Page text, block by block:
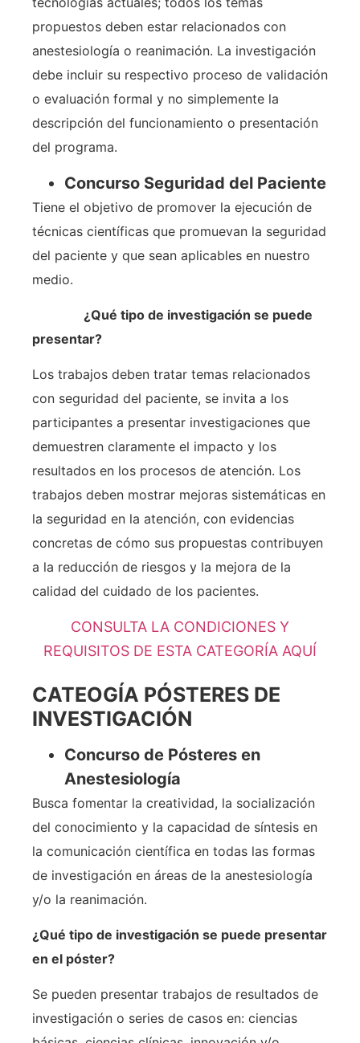
propuestos deben estar relacionados con
anestesiología o reanimación. La investigación
debe incluir su respectivo proceso de validación
o evaluación formal y no simplemente la
descripción del funcionamiento o presentación
del programa.
Concurso Seguridad del Paciente
Tiene el objetivo de promover la ejecución de
técnicas científicas que promuevan la seguridad
del paciente y que sean aplicables en nuestro
medio.
¿Qué tipo de investigación se puede
presentar?
Los trabajos deben tratar temas relacionados
con seguridad del paciente, se invita a los
participantes a presentar investigaciones que
demuestren claramente el impacto y los
resultados en los procesos de atención. Los
trabajos deben mostrar mejoras sistemáticas en
la seguridad en la atención, con evidencias
concretas de cómo sus propuestas contribuyen
a la reducción de riesgos y la mejora de la
calidad del cuidado de los pacientes.
CONSULTA LA CONDICIONES Y
REQUISITOS DE ESTA CATEGORÍA AQUÍ
CATEOGÍA PÓSTERES DE
INVESTIGACIÓN
Concurso de Pósteres en
Anestesiología
Busca fomentar la creatividad, la socialización
del conocimiento y la capacidad de síntesis en
la comunicación científica en todas las formas
de investigación en áreas de la anestesiología
y/o la reanimación.
¿Qué tipo de investigación se puede presentar
en el póster?
Se pueden presentar trabajos de resultados de
investigación o series de casos en: ciencias